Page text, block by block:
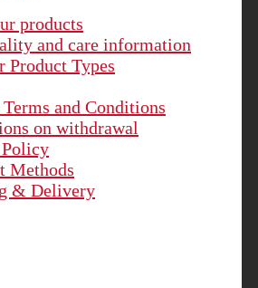
products
and care information
Product Types
and Conditions
on withdrawal
Methods
& Delivery